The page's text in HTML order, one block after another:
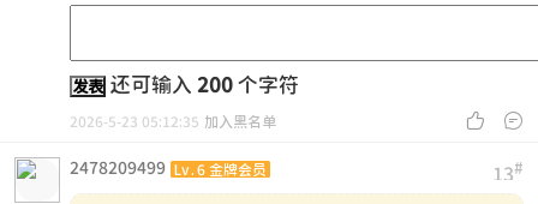
发表 还可输入 200 个字符
 
2026-5-23 05:12:35 加入黑名单
13#
2478209499 Lv.6 金牌会员